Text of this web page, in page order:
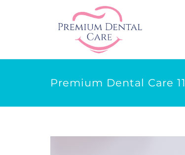
Premium Dental Care 11